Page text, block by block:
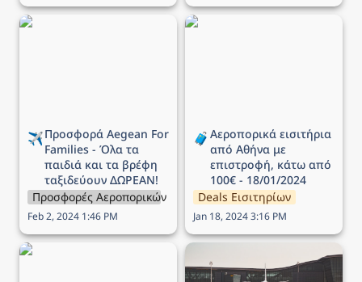
Προσφορά Aegean For
✈️Προσφορά Aegean For
Families - Όλα τα
παιδιά και τα βρέφη
ταξιδεύουν ΔΩΡΕΑΝ!
Προσφορές Αεροπορικών Εταιρειών
Feb 2, 2024 1:46 PM
Αεροπορικά εισιτήρια
🧳 Αεροπορικά εισιτήρια
από Αθήνα με
επιστροφή, κάτω από
100€ - 18/01/2024
Deals Εισιτηρίων
Jan 18, 2024 3:16 PM
Προσφορά Aegean -
Αεροπορικά εισιτήρια -
Deals 04/01/2024